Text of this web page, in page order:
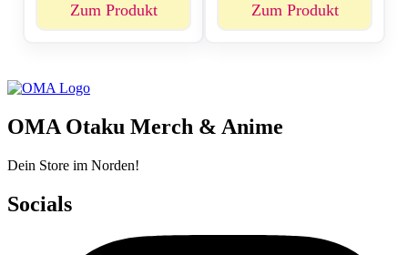
Zum Produkt Zum Produkt
OMA Otaku Merch & Anime
Dein Store im Norden!
Socials